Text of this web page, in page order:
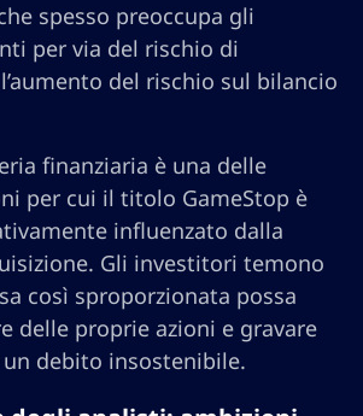
spesso preoccupa gli
per via del rischio di
del rischio sul bilancio
finanziaria è una delle
per cui il titolo GameStop è
influenzato dalla
Gli investitori temono
così sproporzionata possa
delle proprie azioni e gravare
un debito insostenibile.